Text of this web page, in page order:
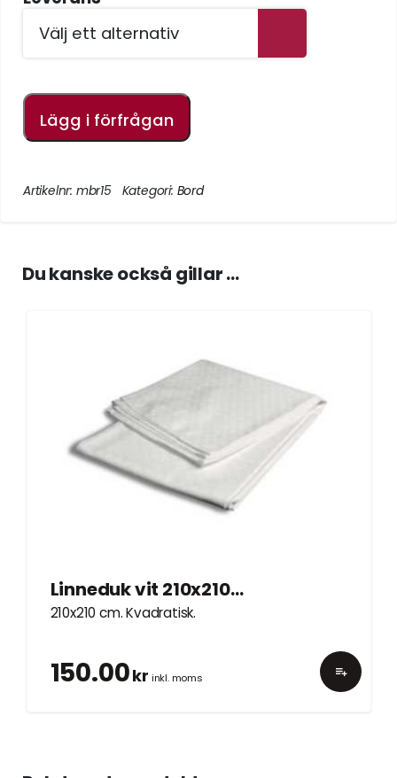
Lägg i förfrågan
Artikelnr: mbr15 Kategori: Bord
Du kanske också gillar …
Linneduk vit 210x210cm
210x210 cm. Kvadratisk.
150.00kr inkl. moms